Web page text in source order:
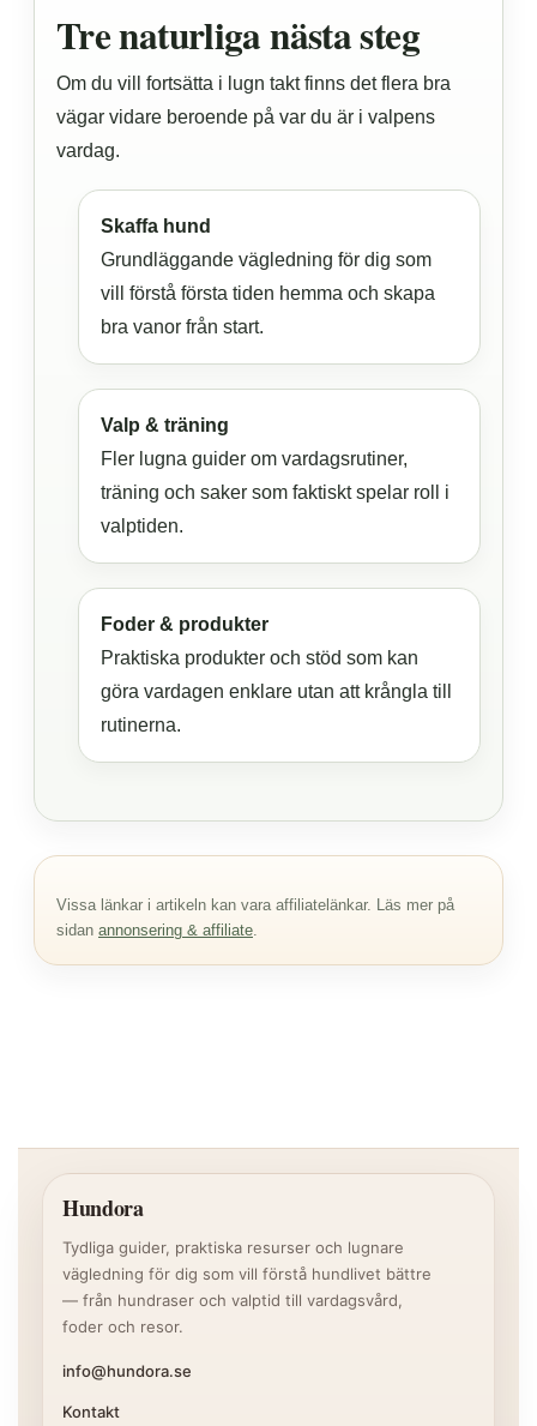
Tre naturliga nästa steg
Om du vill fortsätta i lugn takt finns det flera bra
vägar vidare beroende på var du är i valpens
vardag.
Skaffa hund
Grundläggande vägledning för dig som
vill förstå första tiden hemma och skapa
bra vanor från start.
Valp & träning
Fler lugna guider om vardagsrutiner,
träning och saker som faktiskt spelar roll i
valptiden.
Foder & produkter
Praktiska produkter och stöd som kan
göra vardagen enklare utan att krångla till
rutinerna.
Vissa länkar i artikeln kan vara affiliatelänkar. Läs mer på
sidan annonsering & affiliate
Hundora
Tydliga guider, praktiska resurser och lugnare
vägledning för dig som vill förstå hundlivet bättre
— från hundraser och valptid till vardagsvård,
foder och resor.
info@hundora.se
Kontakt